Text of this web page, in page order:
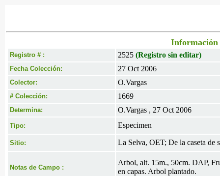
Información
Registro # : 2525 (Registro sin editar)
Fecha Colección: 27 Oct 2006
Colector: O.Vargas
# Colección: 1669
Determina: O.Vargas , 27 Oct 2006
Tipo: Especimen
Sitio: La Selva, OET; De la caseta de
Notas de Campo :
Arbol, alt. 15m., 50cm. DAP,
en capas. Arbol plantado.